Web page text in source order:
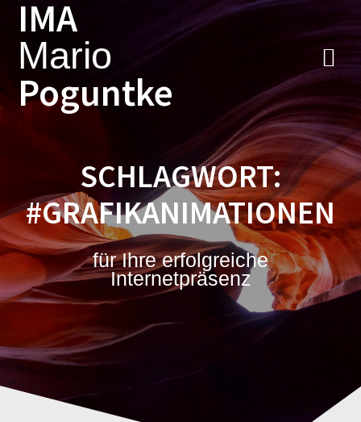
Inhalt
IMA
Mario
Poguntke
SCHLAGWORT:
#GRAFIKANIMATIONEN
für Ihre erfolgreiche
Internetpräsenz